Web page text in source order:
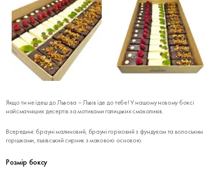
Якщо ти не їдеш до Львова – Львів їде до тебе! У нашому новому боксі
найсмачніших десертів за мотивами галицьких смаколиків.
Всередині: брауні малиновий, брауні горіховий з фундуком та волоським
горішками, львівський сирник з маковою основою.
Розмір боксу